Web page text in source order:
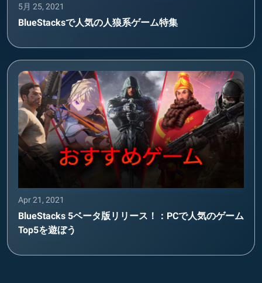
5月 25, 2021
BlueStacksで人気の人狼系ゲーム特集
Apr 21, 2021
BlueStacks 5ベータ版リリース！：PCで人気のゲーム
Top5を遊ぼう